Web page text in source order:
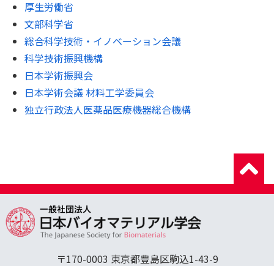
厚生労働省
文部科学省
総合科学技術・イノベーション会議
科学技術振興機構
日本学術振興会
日本学術会議 材料工学委員会
独立行政法人医薬品医療機器総合機構
〒170-0003 東京都豊島区駒込1-43-9